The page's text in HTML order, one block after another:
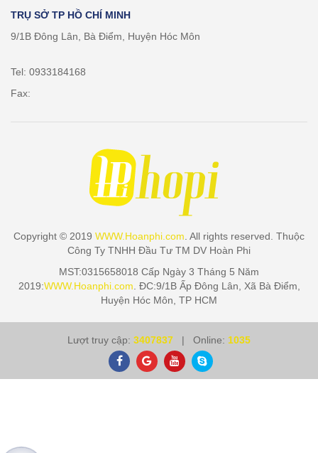
TRỤ SỞ TP HỒ CHÍ MINH
9/1B Đông Lân, Bà Điểm, Huyện Hóc Môn
Tel: 0933184168
Fax:
Copyright © 2019 WWW.Hoanphi.com. All rights reserved. Thuộc
Công Ty TNHH Đầu Tư TM DV Hoàn Phi
MST:0315658018 Cấp Ngày 3 Tháng 5 Năm
2019:WWW.Hoanphi.com. ĐC:9/1B Ấp Đông Lân, Xã Bà Điểm,
Huyện Hóc Môn, TP HCM
Lượt truy cập: 3407837 | Online: 1035